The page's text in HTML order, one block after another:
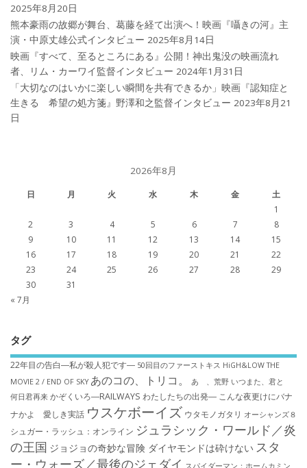
2025年8月20日
熊本豪雨の故郷が舞台、葛藤を経て出演へ！映画『囁きの河』主
演・中原丈雄公式インタビュー 2025年8月14日
映画『すべて、至るところにある』公開！神出鬼没の映画流れ
者、リム・カーワイ監督インタビュー 2024年1月31日
「大切なのはいかに楽しい瞬間を共有できるか」映画『認知症と
生きる 希望の処方箋』野澤和之監督インタビュー 2023年8月21
日
2026年8月
日 月 火 水 木 金
土
1
2
3 4 5 6 7
8
9
10 11 12 13 14
15
16
17 18 19 20 21
22
23
24 25 26 27 28
29
30
31
« 7月
タグ
22年目の告白―私が殺人犯です― 50回目のファーストキス HiGH&LOW THE
MOVIE 2 / END OF SKY あのコの、トリコ。 あゝ、荒野 いつまた、君と
何日君再来 かぞくいろ―RAILWAYS わたしたちの出発― こんな夜更けにバナ
ナかよ 愛しき実話 ウスケボーイズ ウタモノガタリ オーシャンズ８
シュガー・ラッシュ：オ​ンライン ジュラシック・ワールド／炎
の王国 ジョジョの奇妙な冒険 ダイヤモンドは砕けない スタ
ー・ウォーズ／最後のジェダイ スパイダーマン：ホームカミン